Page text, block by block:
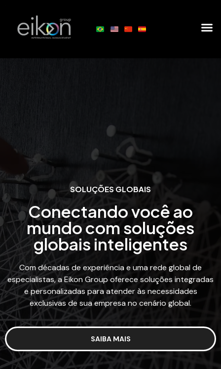
SOLUÇÕES GLOBAIS
Conectando você ao
mundo com soluções
globais inteligentes
Com décadas de experiência e uma rede global de
especialistas, a Eikon Group oferece soluções integradas
e personalizadas para atender às necessidades
exclusivas de sua empresa no cenário global.
SAIBA MAIS